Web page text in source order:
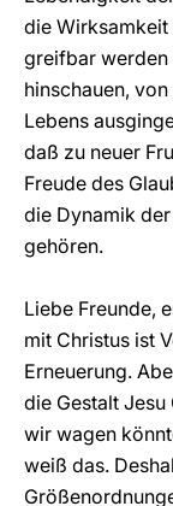
die Wirksamkeit
greifbar werden
hinschauen,
Lebens
daß zu neuer
Freude des
die Dynamik
gehören.
Liebe Freunde,
mit Christus ist
Erneuerung.
die Gestalt
wir wagen
weiß das.